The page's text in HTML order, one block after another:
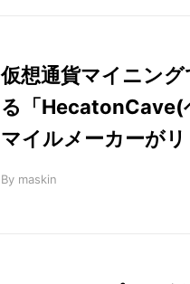
仮想通貨マイニン
る「HecatonCave(
マイルメーカーが
By maskin